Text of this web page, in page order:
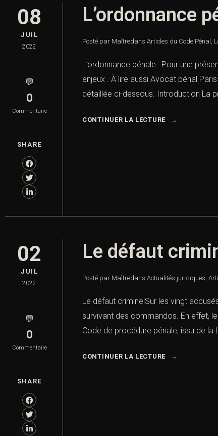
08
JUIL
2022
💬
0
Commentaire
SHARE
L’ordonnance
Posté par Maîtredans Articles du Code Pénal ,
L’ordonnance pénale : Pour une
enjeux . À lire aussi Avocat pénal
détaillée ci-dessous. Introduction La
CONTINUER LA LECTURE
02
JUIL
2022
💬
0
Commentaire
SHARE
Le défaut
Posté par Maîtredans Actualités juridiques,
Le défaut criminelSur les vingt
survivant des commandos. En effet,
Code de procédure pénale, issu de la
CONTINUER LA LECTURE